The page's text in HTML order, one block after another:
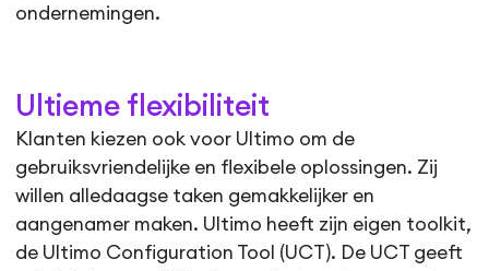
ondernemingen.
Ultieme flexibiliteit
Klanten kiezen ook voor Ultimo om de
gebruiksvriendelijke en flexibele oplossingen. Zij
willen alledaagse taken gemakkelijker en
aangenamer maken. Ultimo heeft zijn eigen toolkit,
de Ultimo Configuration Tool (UCT). De UCT geeft